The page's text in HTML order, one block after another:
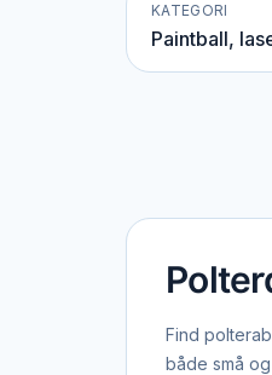
KATEGORI
Paintball,
Find
både små